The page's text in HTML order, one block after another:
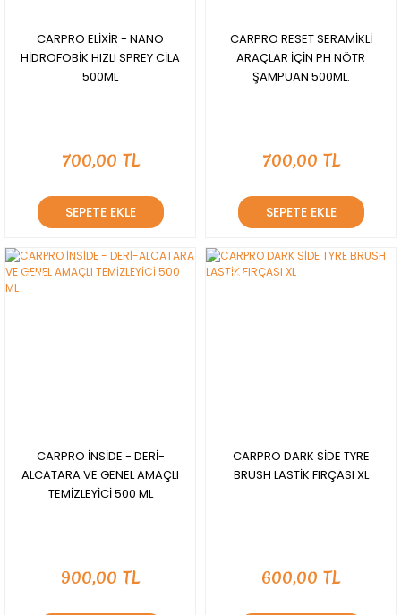
CARPRO ELİXİR - NANO
HİDROFOBİK HIZLI SPREY CİLA
500ML
700,00 TL
SEPETE EKLE
CARPRO RESET SERAMİKLİ
ARAÇLAR İÇİN PH NÖTR
ŞAMPUAN 500ML.
700,00 TL
SEPETE EKLE
YENİ
CARPRO İNSİDE - DERİ-
ALCATARA VE GENEL AMAÇLI
TEMİZLEYİCİ 500 ML
900,00 TL
YENİ
CARPRO DARK SİDE TYRE
BRUSH LASTİK FIRÇASI XL
600,00 TL